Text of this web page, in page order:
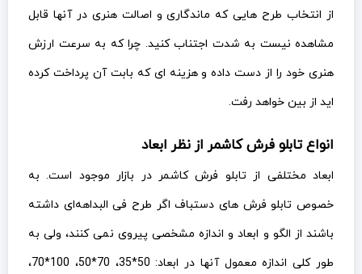
از انتخاب طرح هایی که ماندگاری و اصالت هنری در آنها قابل
مشاهده نیست به شدت اجتناب کنید. چرا که به سرعت ارزش
هنری خود را از دست داده و هزینه ای که بابت آن پرداخت کرده
اید از بین خواهد رفت.
انواع تابلو فرش کاشمر از نظر ابعاد
ابعاد مختلفی از تابلو فرش کاشمر در بازار موجود است. به
خصوص تابلو فرش های دستباف اگر طرح فی البداهه‌ای داشته
باشند از الگو و ابعاد و اندازه مشخصی پیروی نمی کنند، ولی به
طور کلی اندازه معمول آنها در ابعاد: 50*35، 70*50، 100*70،